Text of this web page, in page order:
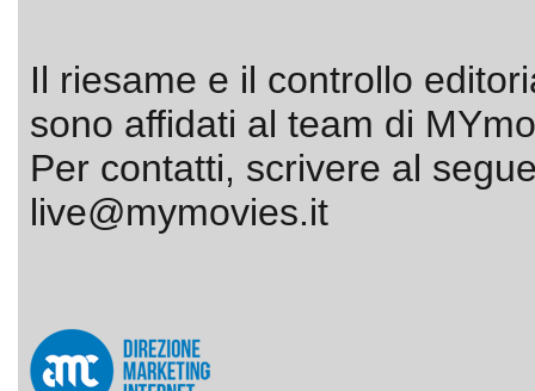
Il riesame e il controllo
sono affidati al team di
Per contatti, scrivere al
live@mymovies.it